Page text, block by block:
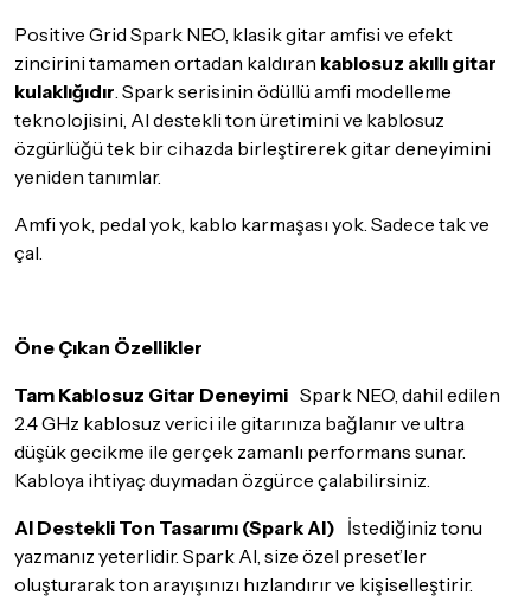
Detaylar için
Positive Grid Spark NEO, klasik gitar amfisi ve efekt
zincirini tamamen ortadan kaldıran kablosuz akıllı gitar
kulaklığıdır. Spark serisinin ödüllü amfi modelleme
teknolojisini, AI destekli ton üretimini ve kablosuz
özgürlüğü tek bir cihazda birleştirerek gitar deneyimini
yeniden tanımlar.
Amfi yok, pedal yok, kablo karmaşası yok. Sadece tak ve
çal.
Öne Çıkan Özellikler
Tam Kablosuz Gitar Deneyimi Spark NEO, dahil edilen
2.4 GHz kablosuz verici ile gitarınıza bağlanır ve ultra
düşük gecikme ile gerçek zamanlı performans sunar.
Kabloya ihtiyaç duymadan özgürce çalabilirsiniz.
AI Destekli Ton Tasarımı (Spark AI) İstediğiniz tonu
yazmanız yeterlidir. Spark AI, size özel preset’ler
oluşturarak ton arayışınızı hızlandırır ve kişiselleştirir.